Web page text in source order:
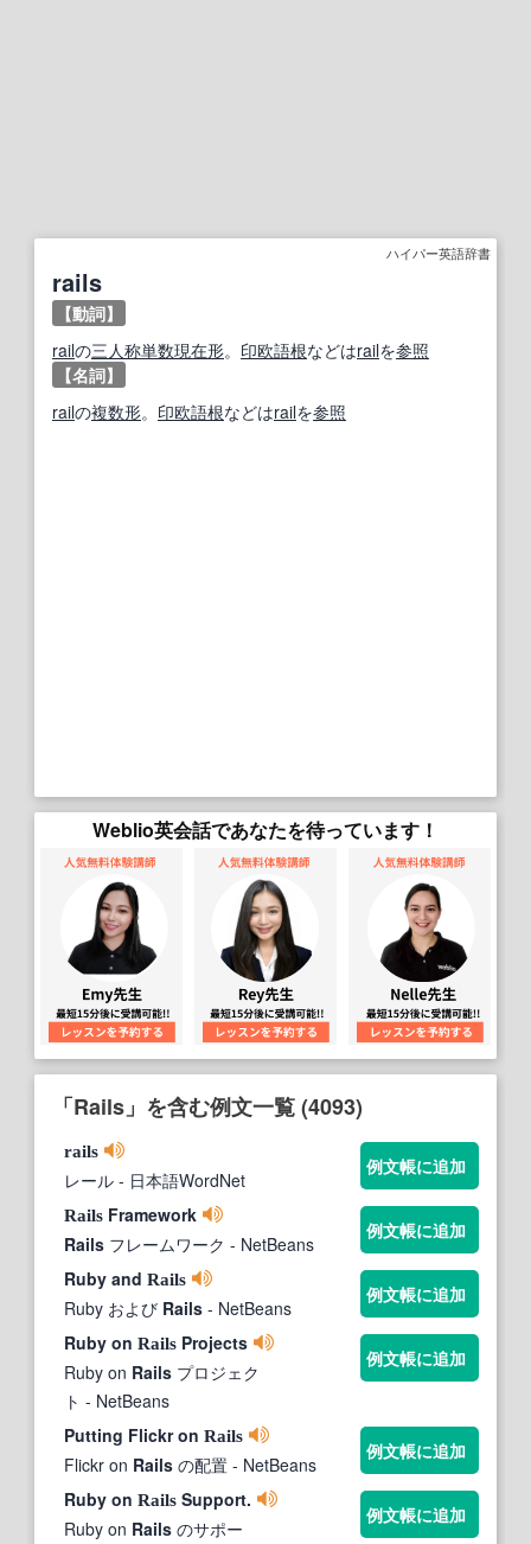
ハイパー英語辞書
rails
【動詞】
railの三人称単数現在形。 印欧語根などはrailを参照
【名詞】
railの複数形。 印欧語根などはrailを参照
Weblio英会話であなたを待っています！
「Rails」を含む例文一覧 (4093)
rails
レール - 日本語WordNet
例文帳に追加
Rails Framework
Rails フレームワーク - NetBeans
例文帳に追加
Ruby and Rails
Ruby および Rails - NetBeans
例文帳に追加
Ruby on Rails Projects
Ruby on Rails プロジェク
ト - NetBeans
例文帳に追加
Putting Flickr on Rails
Flickr on Rails の配置 - NetBeans
例文帳に追加
Ruby on Rails Support.
Ruby on Rails のサポー
例文帳に追加